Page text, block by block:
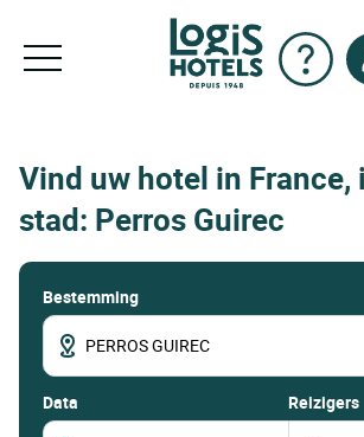
Vind uw hotel in France,
stad: Perros Guirec
Bestemming
data Reizigers